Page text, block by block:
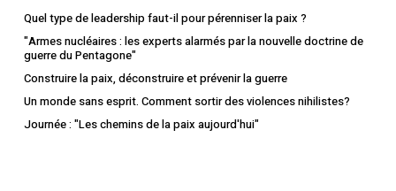
Quel type de leadership faut-il pour pérenniser la paix ?
"Armes nucléaires : les experts alarmés par la nouvelle doctrine de
guerre du Pentagone"
Construire la paix, déconstruire et prévenir la guerre
Un monde sans esprit. Comment sortir des violences nihilistes?
Journée : "Les chemins de la paix aujourd'hui"